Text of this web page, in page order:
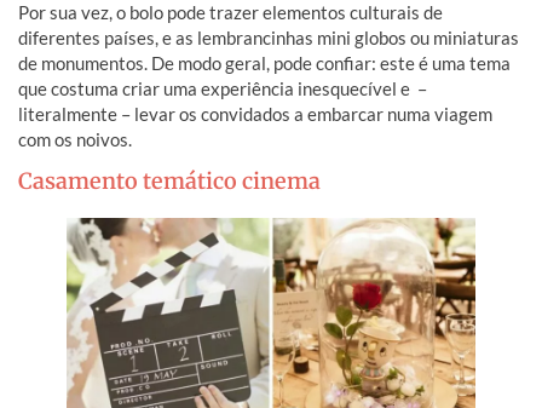
Por sua vez, o bolo pode trazer elementos culturais de
diferentes países, e as lembrancinhas mini globos ou miniaturas
de monumentos. De modo geral, pode confiar: este é uma tema
que costuma criar uma experiência inesquecível e –
literalmente – levar os convidados a embarcar numa viagem
com os noivos.
Casamento temático cinema